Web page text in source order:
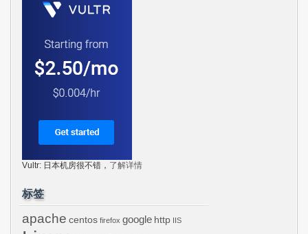
Vultr: 日本机房很不错， 了解详情
标签
apache centos firefox google http IIS